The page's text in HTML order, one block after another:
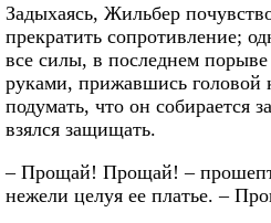
Задыхаясь, Жильбер
прекратить сопротивление;
все силы, в последнем
руками, прижавшись
подумать, что он собирается
взялся защищать.
– Прощай! Прощай! –
нежели целуя ее платье. –